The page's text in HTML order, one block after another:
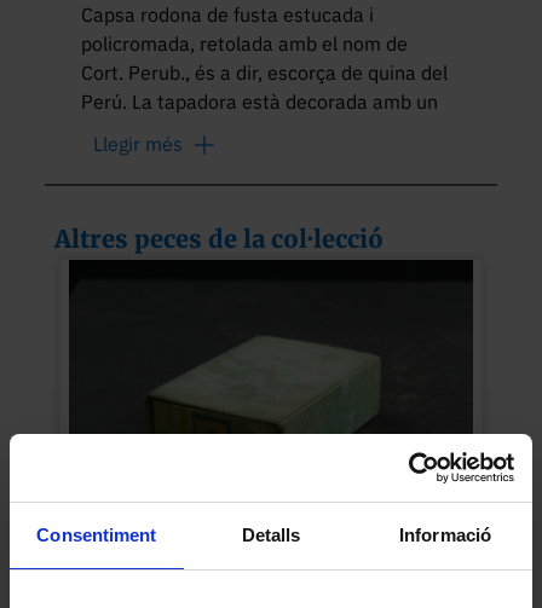
Consentiment Detalls Informació
Capsa rodona de fusta estucada i
policromada, retolada amb el nom de
Cort. Perub., és a dir, escorça de quina del
Perú. La tapadora està decorada amb un
ocell amb les ales desplegades i envoltat
de flors. El fons de la capsa porta
inscrites, amb tinta, una sèrie de
Llegir més
Altres peces de la col·lecció